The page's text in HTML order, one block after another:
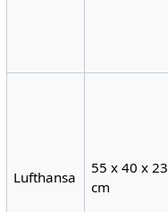
Lufthansa
55 x 40 x 23
cm